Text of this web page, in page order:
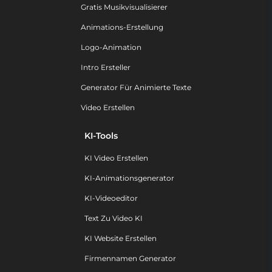
Gratis Musikvisualisierer
Animations-Erstellung
Logo-Animation
Intro Ersteller
Generator Für Animierte Texte
Video Erstellen
KI-Tools
KI Video Erstellen
KI-Animationsgenerator
KI-Videoeditor
Text Zu Video KI
KI Website Erstellen
Firmennamen Generator